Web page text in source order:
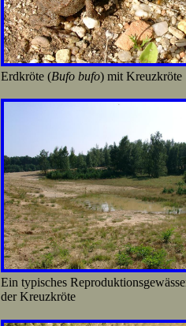
Erdkröte (Bufo bufo) mit
Ein typisches
der Kreuzkröte